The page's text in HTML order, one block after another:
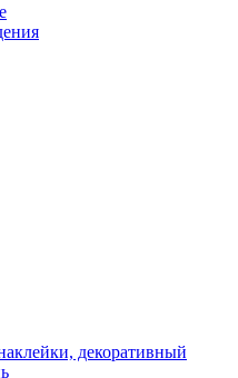
декоративный